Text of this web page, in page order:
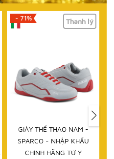
- 71% Thanh lý
GIÀY THỂ THAO NAM -
SPARCO - NHẬP KHẨU
CHÍNH HÃNG TỪ Ý